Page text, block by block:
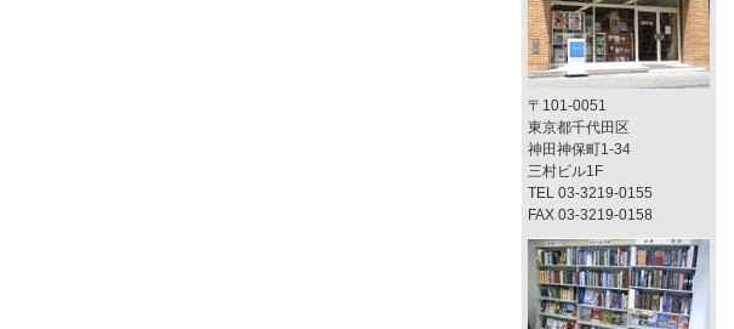
〒101-0051
東京都千代田区
神田神保町1-34
三村ビル1F
TEL 03-3219-0155
FAX 03-3219-0158